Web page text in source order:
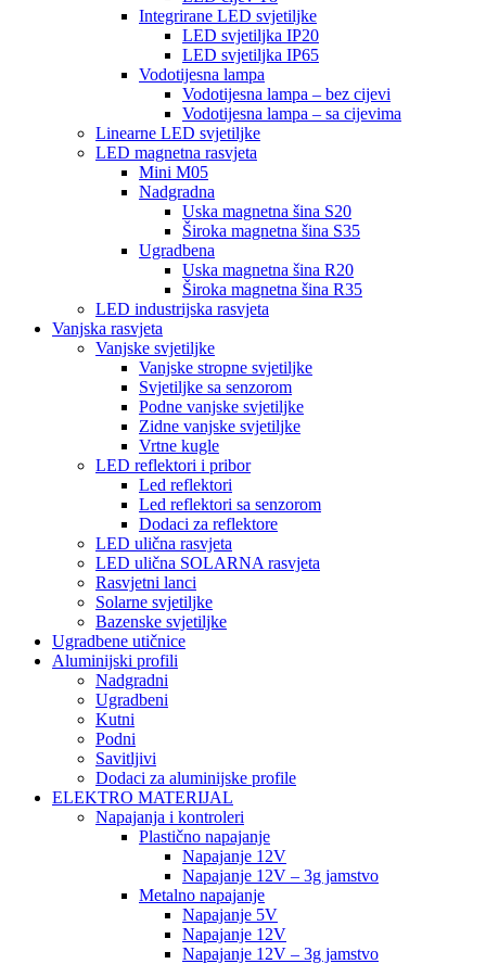
Integrirane LED svjetiljke
LED svjetiljka IP20
LED svjetiljka IP65
Vodotijesna lampa
Vodotijesna lampa – bez cijevi
Vodotijesna lampa – sa cijevima
Linearne LED svjetiljke
LED magnetna rasvjeta
Mini M05
Nadgradna
Uska magnetna šina S20
Široka magnetna šina S35
Ugradbena
Uska magnetna šina R20
Široka magnetna šina R35
LED industrijska rasvjeta
Vanjska rasvjeta
Vanjske svjetiljke
Vanjske stropne svjetiljke
Svjetiljke sa senzorom
Podne vanjske svjetiljke
Zidne vanjske svjetiljke
Vrtne kugle
LED reflektori i pribor
Led reflektori
Led reflektori sa senzorom
Dodaci za reflektore
LED ulična rasvjeta
LED ulična SOLARNA rasvjeta
Rasvjetni lanci
Solarne svjetiljke
Bazenske svjetiljke
Ugradbene utičnice
Aluminijski profili
Nadgradni
Ugradbeni
Kutni
Podni
Savitljivi
Dodaci za aluminijske profile
ELEKTRO MATERIJAL
Napajanja i kontroleri
Plastično napajanje
Napajanje 12V
Napajanje 12V – 3g jamstvo
Metalno napajanje
Napajanje 5V
Napajanje 12V
Napajanje 12V – 3g jamstvo